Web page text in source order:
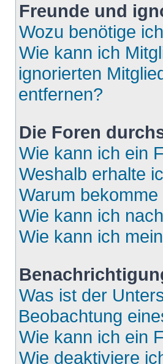
Freunde und
Wozu benötige
Wie kann ich
ignorierten
entfernen?
Die Foren
Wie kann ich ein
Weshalb erhalte
Warum
Wie kann ich
Wie kann ich
Was ist der
Beobachtung
Wie kann ich ein
Wie deaktiviere